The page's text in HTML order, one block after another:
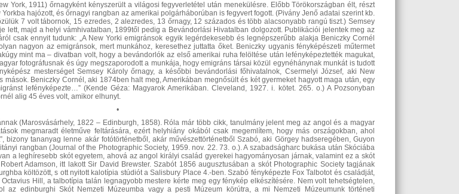
York, 1911) őrnagyként kényszerült a világosi fegyverletétel után menekülésre. Előbb Törökországban élt, részt
hajózott, és őrnagyi rangban az amerikai polgárháborúban is fegyvert fogott. (Pivány Jenő adatai szerint kb.
7 volt tábornok, 15 ezredes, 2 alezredes, 13 őrnagy, 12 százados és több alacsonyabb rangú tiszt.) Semsey
lett, majd a helyi vámhivatalban, 1899től pedig a Bevándorlási Hivatalban dolgozott. Publikációi jelentek meg az
csak ennyit tudunk: „A New Yorki emigránsok egyik legérdekesebb és legnépszerűbb alakja Beniczky Cornél
nagyon az emigránsok, mert munkához, keresethez juttatta őket. Beniczky ugyanis fényképészeti műtermet
mint ma – divatban volt, hogy a bevándorlók az első amerikai ruha felöltése után lefényképeztették magukat,
fotográfusnak és úgy megszaporodott a munkája, hogy emigráns társai közül egynéhánynak munkát is tudott
mesterséget Semsey Károly őrnagy, a későbbi bevándorlási főhivatalnok, Csermelyi József, aki New
mások. Beniczky Cornél, aki 1874ben halt meg, Amerikában megnősült és két gyermeket hagyott maga után, egy
lefényképezte…” (Kende Géza: Magyarok Amerikában. Cleveland, 1927. i. kötet. 265. o.) A Pozsonyban
alig 45 éves volt, amikor elhunyt.
•
(Marosvásárhely, 1822 – Edinburgh, 1858).Róla már több cikk, tanulmány jelent meg az angol és a magyar
megmaradt életműve feltárására, ezért helyhiány okából csak megemlítem, hogy más országokban, ahol
bizony tananyag lenne akár fotótörténetből, akár művészettörténetből Szabó, aki Görgey hadseregében, Guyon
rangban (Journal of the Photographic Society, 1959. nov. 22. 73. o.). A szabadságharc bukása után Skóciába
a leghíresebb skót egyetem, ahová az angol királyi család gyerekei hagyományosan járnak, valamint ez a skót
Adamson, itt lakott Sir David Brewster. Szabót 1856 augusztusában a skót Photographic Society tagjának
költözött, s ott nyitott kalotípia stúdiót a Salisbury Place 4.-ben. Szabó fényképezte Fox Talbotot és családját,
Hill, a talbotípia talán legnagyobb mestere kérte meg egy fénykép elkészítésére. Nem volt tehetségtelen,
az edinburghi Skót Nemzeti Múzeumba vagy a pesti Múzeum körútra, a mi Nemzeti Múzeumunk történeti